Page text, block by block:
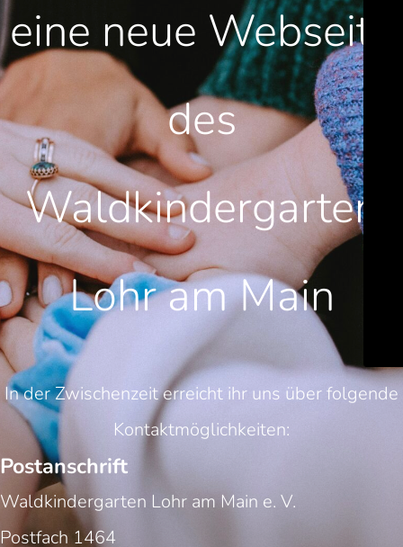
eine neue Webseite
des
Waldkindergarten
Lohr am Main
In der Zwischenzeit erreicht ihr uns über folgende
Kontaktmöglichkeiten:
Postanschrift
Waldkindergarten Lohr am Main e. V.
Postfach 1464